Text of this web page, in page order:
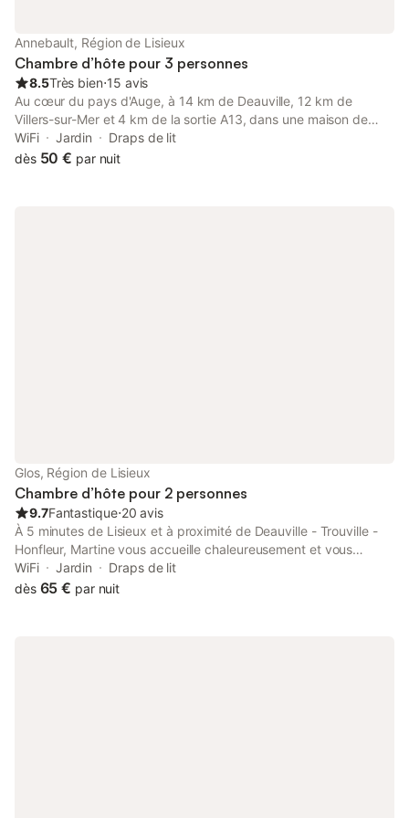
Annebault, Région de Lisieux
Chambre d’hôte pour 3 personnes
8.5Très bien⋅15 avis
Au cœur du pays d'Auge, à 14 km de Deauville, 12 km de
Villers-sur-Mer et 4 km de la sortie A13, dans une maison de
type régionale agrémentée d'un parc fleuri. Dans une ambiance
chaleureuse, Monique vous propose 5 chambres de 2 à 3
WiFi Jardin
Draps de lit
dès 50 € par nuit
Glos, Région de Lisieux
Chambre d’hôte pour 2 personnes
9.7Fantastique⋅20 avis
À 5 minutes de Lisieux et à proximité de Deauville - Trouville -
Honfleur, Martine vous accueille chaleureusement et vous
propose 3 chambres confortables à l'étage de son habitation.
Celle-ci est exposée plein sud, sur un parc de 3 hectares dans
WiFi Jardin
Draps de lit
dès 65 € par nuit